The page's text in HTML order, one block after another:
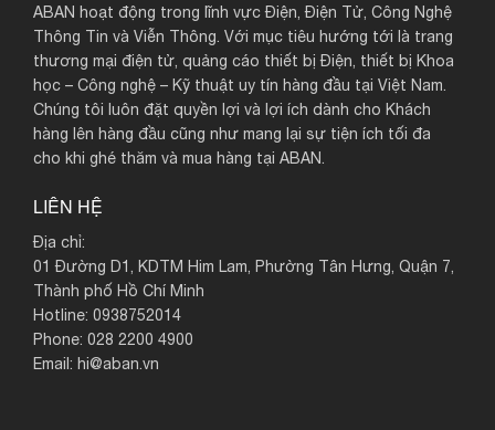
ABAN hoạt động trong lĩnh vực Điện, Điện Tử, Công Nghệ
Thông Tin và Viễn Thông. Với mục tiêu hướng tới là trang
thương mại điện tử, quảng cáo thiết bị Điện, thiết bị Khoa
học – Công nghệ – Kỹ thuật uy tín hàng đầu tại Việt Nam.
Chúng tôi luôn đặt quyền lợi và lợi ích dành cho Khách
hàng lên hàng đầu cũng như mang lại sự tiện ích tối đa
cho khi ghé thăm và mua hàng tại ABAN.
LIÊN HỆ
Địa chỉ:
01 Đường D1, KDTM Him Lam, Phường Tân Hưng, Quận 7,
Thành phố Hồ Chí Minh
Hotline: 0938752014
Phone: 028 2200 4900
Email: hi@aban.vn